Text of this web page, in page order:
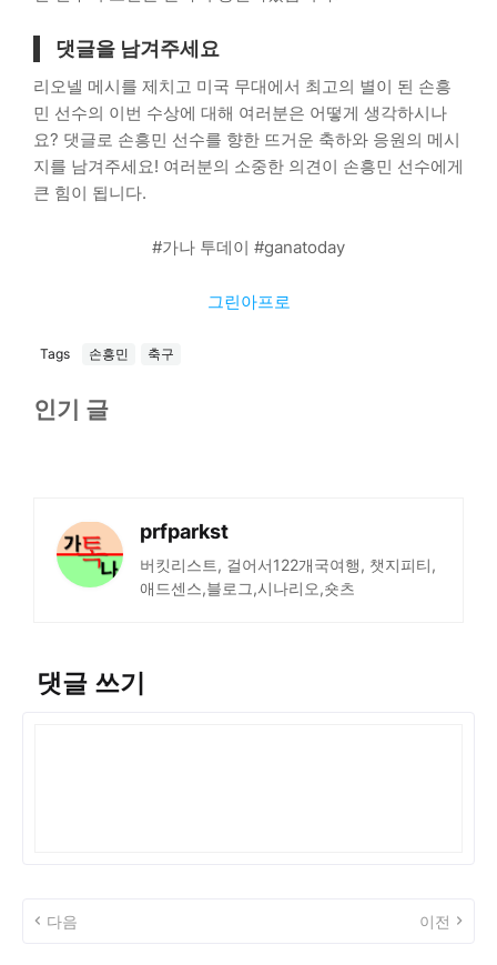
댓글을 남겨주세요
리오넬 메시를 제치고 미국 무대에서 최고의 별이 된 손흥
민 선수의 이번 수상에 대해 여러분은 어떻게 생각하시나
요? 댓글로 손흥민 선수를 향한 뜨거운 축하와 응원의 메시
지를 남겨주세요! 여러분의 소중한 의견이 손흥민 선수에게
큰 힘이 됩니다.
#가나 투데이 #ganatoday
그린아프로
Tags 손흥민 축구
인기 글
prfparkst
버킷리스트, 걸어서122개국여행, 챗지피티,
애드센스,블로그,시나리오,숏츠
댓글 쓰기
다음 이전